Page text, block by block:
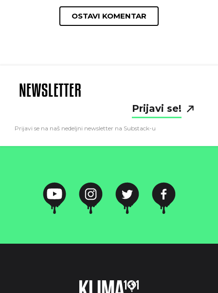
OSTAVI KOMENTAR
NEWSLETTER
Prijavi se!
Prijavi se na naš nedeljni newsletter na Substack-u